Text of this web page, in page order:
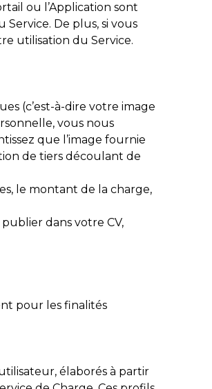
ou l’Application sont
Service. De plus, si vous
utilisation du Service.
(c’est-à-dire votre image
vous nous
que l’image fournie
de tiers découlant de
le montant de la charge,
dans votre CV,
pour les finalités
élaborés à partir